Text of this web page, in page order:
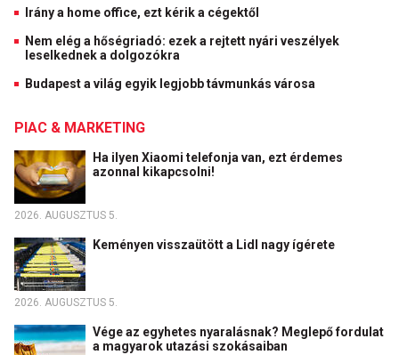
Irány a home office, ezt kérik a cégektől
Nem elég a hőségriadó: ezek a rejtett nyári veszélyek
leselkednek a dolgozókra
Budapest a világ egyik legjobb távmunkás városa
PIAC & MARKETING
Ha ilyen Xiaomi telefonja van, ezt érdemes
azonnal kikapcsolni!
2026. AUGUSZTUS 5.
Keményen visszaütött a Lidl nagy ígérete
2026. AUGUSZTUS 5.
Vége az egyhetes nyaralásnak? Meglepő fordulat
a magyarok utazási szokásaiban